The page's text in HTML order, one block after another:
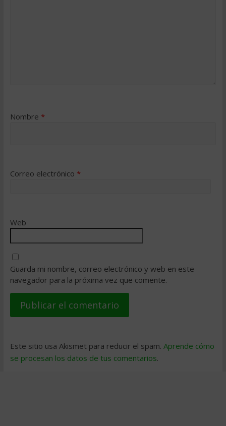
Nombre *
Correo electrónico *
Web
Guarda mi nombre, correo electrónico y web en este
navegador para la próxima vez que comente.
Este sitio usa Akismet para reducir el spam. Aprende cómo
se procesan los datos de tus comentarios.